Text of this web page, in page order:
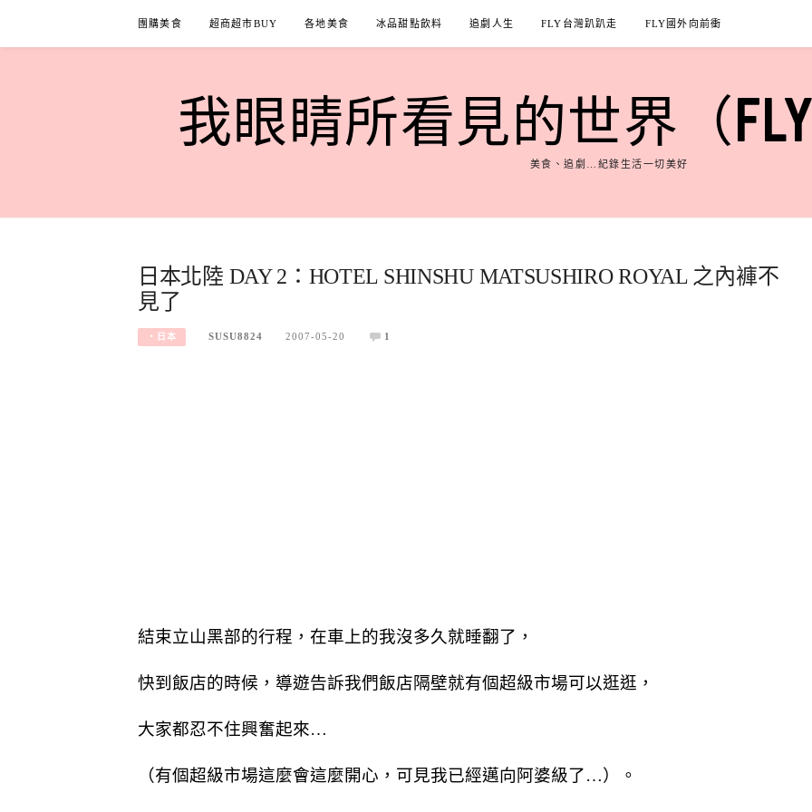
content
團購美食 超商超市BUY 各地美食 冰品甜點飲料 追劇人生 FLY台灣趴趴走 FLY國外向前衝
我眼睛所看見的世界（
美食、追劇…紀錄生活一切美好
日本北陸 DAY 2：HOTEL SHINSHU MATSUSHIRO ROYAL 之內褲不
見了
‧日本 SUSU8824 2007-05-20 1
結束立山黑部的行程，在車上的我沒多久就睡翻了，
快到飯店的時候，導遊告訴我們飯店隔壁就有個超級市場可以逛逛，
大家都忍不住興奮起來…
（有個超級市場這麼會這麼開心，可見我已經邁向阿婆級了…）。